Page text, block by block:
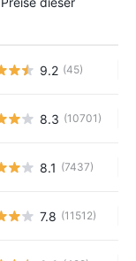
9.2 (45)
8.3 (10701)
8.1 (7437)
7.8 (11512)